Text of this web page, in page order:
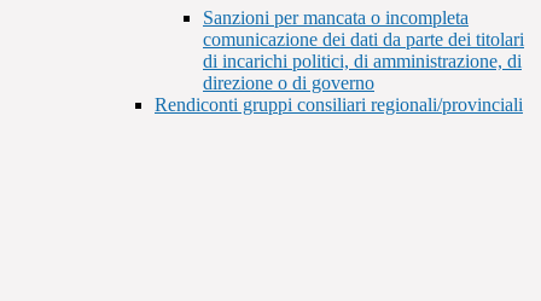
Sanzioni per mancata o incompleta
comunicazione dei dati da parte dei titolari
di incarichi politici, di amministrazione, di
direzione o di governo
Rendiconti gruppi consiliari regionali/provinciali